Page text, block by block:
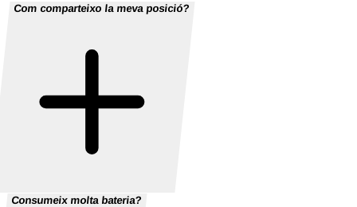
Com comparteixo la meva posició?
Consumeix molta bateria?